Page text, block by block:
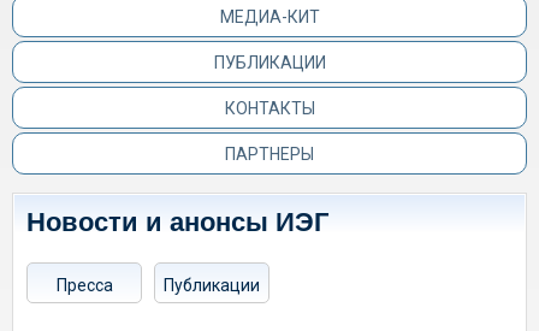
МЕДИА-КИТ
ПУБЛИКАЦИИ
КОНТАКТЫ
ПАРТНЕРЫ
Новости и анонсы ИЭГ
Пресса Публикации